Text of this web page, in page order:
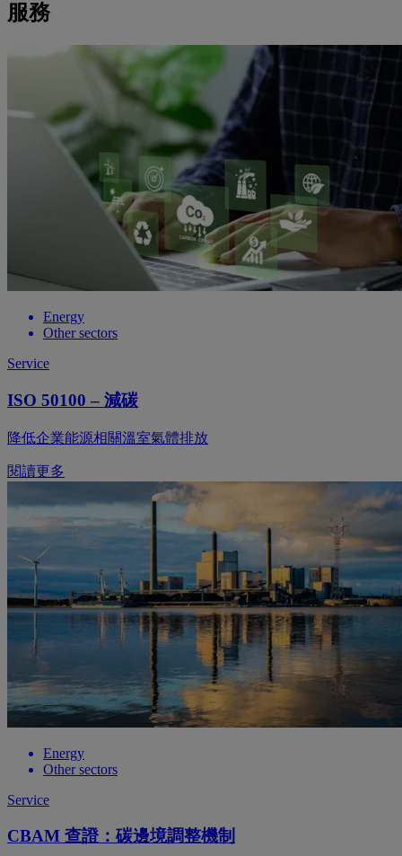
服務
Energy
Other sectors
Service
ISO 50100 – 減碳
降低企業能源相關溫室氣體排放
閱讀更多
Energy
Other sectors
Service
CBAM 查證：碳邊境調整機制